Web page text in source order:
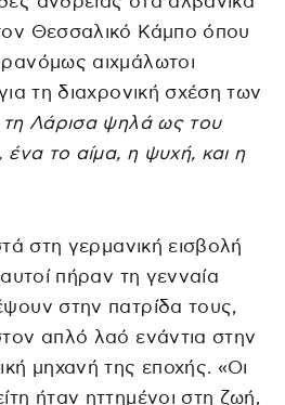
Θεσσαλικό Κάμπο όπου
αιχμάλωτοι
τη διαχρονική σχέση των
Λάρισα ψηλά ως του
ένα το αίμα, η ψυχή, και η
στη γερμανική εισβολή
πήραν τη γενναία
στην πατρίδα τους,
απλό λαό ενάντια στην
μηχανή της εποχής. «Οι
ήταν ηττημένοι στη ζωή,